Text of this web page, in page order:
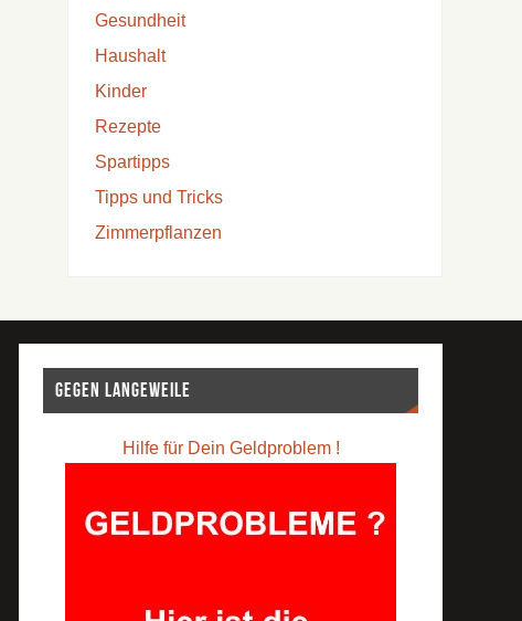
Gesundheit
Haushalt
Kinder
Rezepte
Spartipps
Tipps und Tricks
Zimmerpflanzen
Gegen Langeweile
Hilfe für Dein Geldproblem !